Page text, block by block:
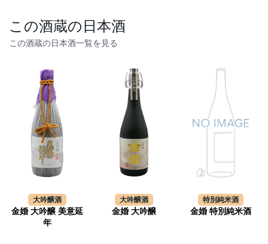
この酒蔵の日本酒
この酒蔵の日本酒一覧を見る
大吟醸酒
金婚 大吟醸 美意延
年
大吟醸酒
金婚 大吟醸
特別純米酒
金婚 特別純米酒